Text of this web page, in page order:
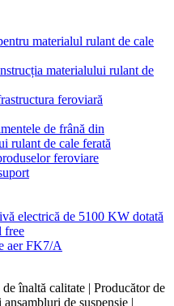
materialul rulant de cale
materialului rulant de
feroviară
de frână din
rulant de cale ferată
feroviare
electrică de 5100 KW dotată
free
aer FK7/A